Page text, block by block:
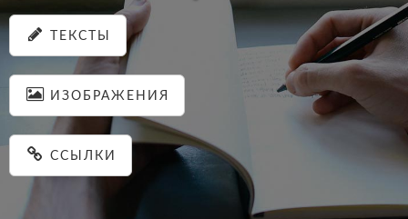
ТЕКСТЫ
ИЗОБРАЖЕНИЯ
ССЫЛКИ